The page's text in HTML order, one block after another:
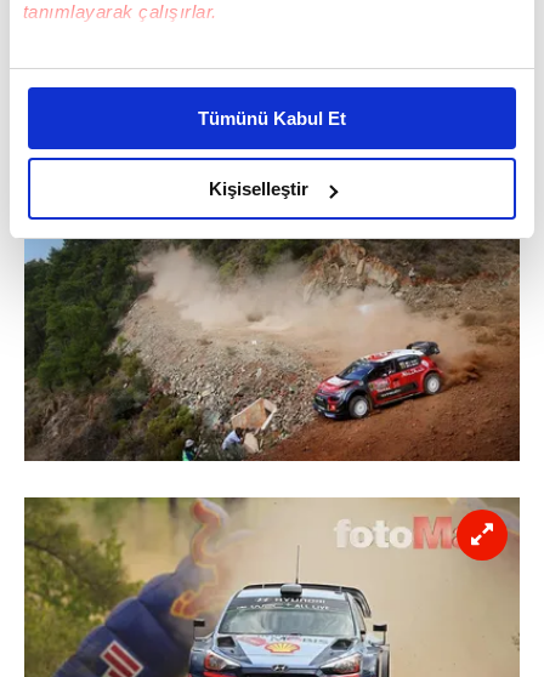
tanımlayarak çalışırlar.
Bu çerezlere izin vermeniz halinde sizlere özel
daha iyi reklam deneyimi yaşatabiliriz. Bunu yaparken
amacımızın size daha iyi bir reklam deneyimi sunmak
olduğunu ve sizlere en iyi içerikleri sunabilmek adına
elimizden gelen çabayı gösterdiğimizi ve bu noktada,
reklamların maliyetlerimizi karşılamak noktasında tek gelir
kalemimiz olduğunu sizlere hatırlatmak isteriz.
Her halükârda, kullanıcılar, bu çerezlere izin vermedikleri
takdirde, kullanıcılara hedefli reklamlar
gösterilmeyecektir."
Sizlere daha iyi bir hizmet sunabilmek için İnternet
kullanılmaktadır. Bu çerezler vasıtasıyla çeşitli kişisel
verileriniz işlenmekte olup gerekli olan çerezler bilgi
toplumu hizmetlerinin sunulması amacıyla
kullanılmaktadır. Diğer çerezler, sitemizin daha işlevsel
kılınması ve kişiselleştirilmesi ve sizlere yönelik
reklam/pazarlama faaliyetlerinin yapılması, amaçlarıyla
Tümünü Kabul Et
Kişiselleştir